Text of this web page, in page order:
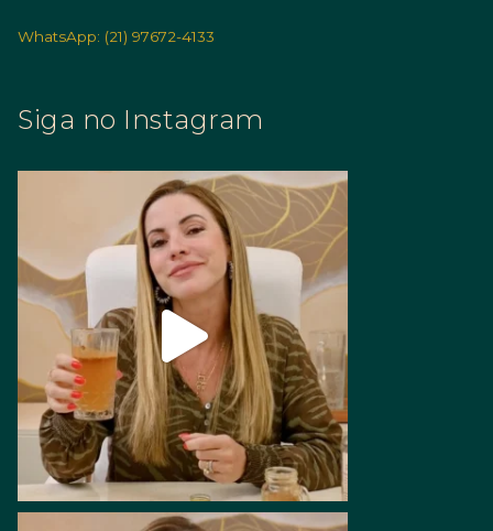
WhatsApp: (21) 97672-4133
Siga no Instagram